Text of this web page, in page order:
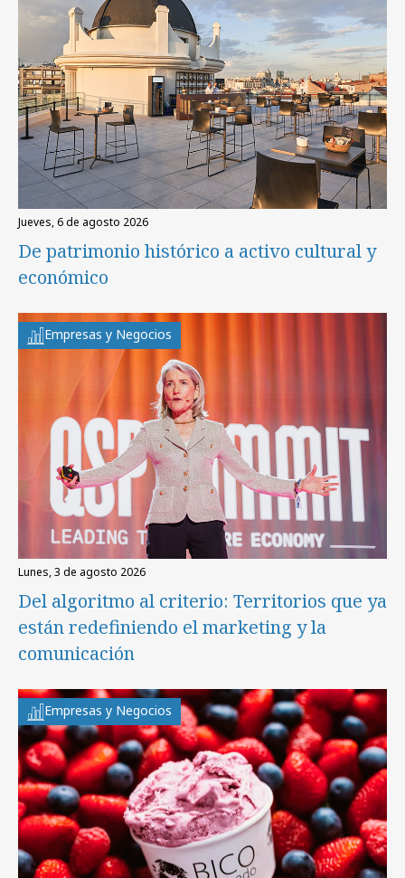
jueves, 6 de agosto 2026
De patrimonio histórico a activo cultural y
económico
Empresas y Negocios
lunes, 3 de agosto 2026
Del algoritmo al criterio: Territorios que ya
están redefiniendo el marketing y la
comunicación
Empresas y Negocios